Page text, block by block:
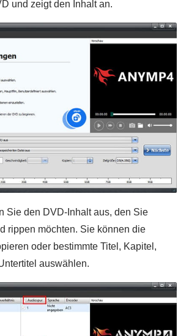
und zeigt den Inhalt an.
Sie den DVD-Inhalt aus, den Sie
rippen möchten. Sie können die
oder bestimmte Titel, Kapitel,
auswählen.